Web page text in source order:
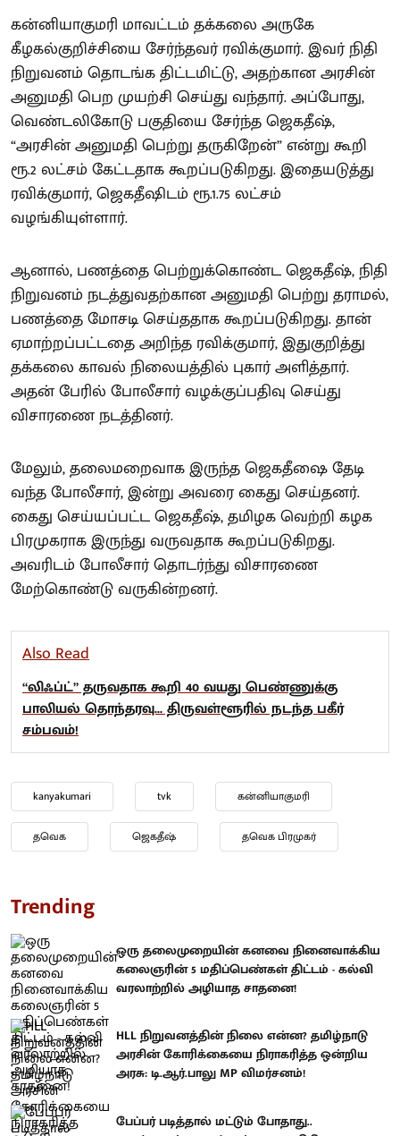
கன்னியாகுமரி மாவட்டம் தக்கலை அருகே
கீழகல்குறிச்சியை சேர்ந்தவர் ரவிக்குமார். இவர் நிதி
நிறுவனம் தொடங்க திட்டமிட்டு, அதற்கான அரசின்
அனுமதி பெற முயற்சி செய்து வந்தார். அப்போது,
வெண்டலிகோடு பகுதியை சேர்ந்த ஜெகதீஷ்,
“அரசின் அனுமதி பெற்று தருகிறேன்” என்று கூறி
ரூ.2 லட்சம் கேட்டதாக கூறப்படுகிறது. இதையடுத்து
ரவிக்குமார், ஜெகதீஷிடம் ரூ.1.75 லட்சம்
வழங்கியுள்ளார்.
ஆனால், பணத்தை பெற்றுக்கொண்ட ஜெகதீஷ், நிதி
நிறுவனம் நடத்துவதற்கான அனுமதி பெற்று தராமல்,
பணத்தை மோசடி செய்ததாக கூறப்படுகிறது. தான்
ஏமாற்றப்பட்டதை அறிந்த ரவிக்குமார், இதுகுறித்து
தக்கலை காவல் நிலையத்தில் புகார் அளித்தார்.
அதன் பேரில் போலீசார் வழக்குப்பதிவு செய்து
விசாரணை நடத்தினர்.
மேலும், தலைமறைவாக இருந்த ஜெகதீஷை தேடி
வந்த போலீசார், இன்று அவரை கைது செய்தனர்.
கைது செய்யப்பட்ட ஜெகதீஷ், தமிழக வெற்றி கழக
பிரமுகராக இருந்து வருவதாக கூறப்படுகிறது.
அவரிடம் போலீசார் தொடர்ந்து விசாரணை
மேற்கொண்டு வருகின்றனர்.
Also Read
“லிஃப்ட்” தருவதாக கூறி 40 வயது பெண்ணுக்கு
பாலியல் தொந்தரவு... திருவள்ளூரில் நடந்த பகீர்
சம்பவம்!
kanyakumari tvk கன்னியாகுமரி
தவெக ஜெகதீஷ் தவெக பிரமுகர்
Trending
ஒரு தலைமுறையின் கனவை நினைவாக்கிய
கலைஞரின் 5 மதிப்பெண்கள் திட்டம் - கல்வி
வரலாற்றில் அழியாத சாதனை!
HLL நிறுவனத்தின் நிலை என்ன? தமிழ்நாடு
அரசின் கோரிக்கையை நிராகரித்த ஒன்றிய
அரசு: டி.ஆர்.பாலு MP விமர்சனம்!
பேப்பர் படித்தால் மட்டும் போதாது..